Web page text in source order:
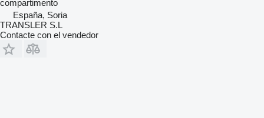
compartimento
España, Soria
TRANSLER S.L
Contacte con el vendedor